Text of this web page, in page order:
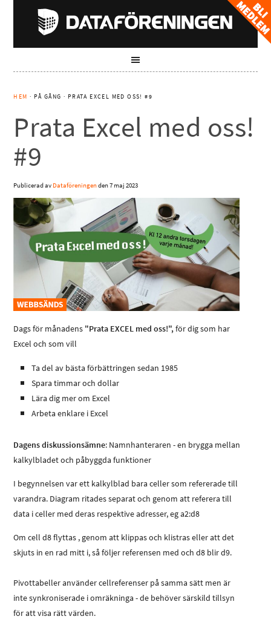
HEM · PÅ GÅNG · PRATA EXCEL MED OSS! #9
Prata Excel med oss!
#9
Publicerad av Dataföreningenden7 maj 2023
Dags för månadens "Prata EXCEL med oss!",för dig som har
Excel och som vill
Ta del av bästa förbättringen sedan 1985
Spara timmar och dollar
Lära dig mer om Excel
Arbeta enklare i Excel
Dagens diskussionsämne: Namnhanteraren - en brygga mellan
kalkylbladet och påbyggda funktioner
I begynnelsen var ett kalkylblad bara celler som refererade till
varandra. Diagram ritades separat och genom att referera till
data i celler med deras respektive adresser, eg a2:d8
Om cell d8 flyttas , genom att klippas och klistras eller att det
skjuts in en rad mitt i, så följer referensen med och d8 blir d9.
Pivottabeller använder cellreferenser på samma sätt men är
inte synkroniserade i omräkninga - de behöver särskild tillsyn
för att visa rätt värden.